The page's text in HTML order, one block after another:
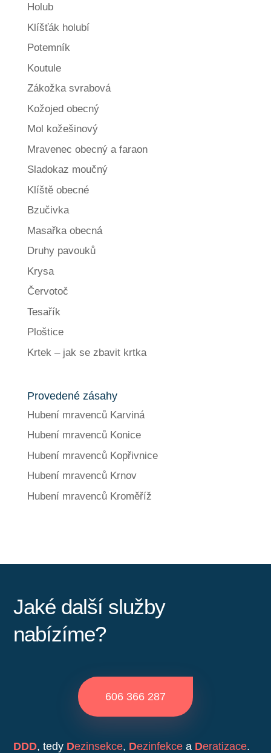
Holub
Klíšťák holubí
Potemník
Koutule
Zákožka svrabová
Kožojed obecný
Mol kožešinový
Mravenec obecný a faraon
Sladokaz moučný
Klíště obecné
Bzučivka
Masařka obecná
Druhy pavouků
Krysa
Červotoč
Tesařík
Ploštice
Krtek – jak se zbavit krtka
Provedené zásahy
Hubení mravenců Karviná
Hubení mravenců Konice
Hubení mravenců Kopřivnice
Hubení mravenců Krnov
Hubení mravenců Kroměříž
Jaké další služby
nabízíme?
606 366 287
DDD, tedy Dezinsekce, Dezinfekce a Deratizace.